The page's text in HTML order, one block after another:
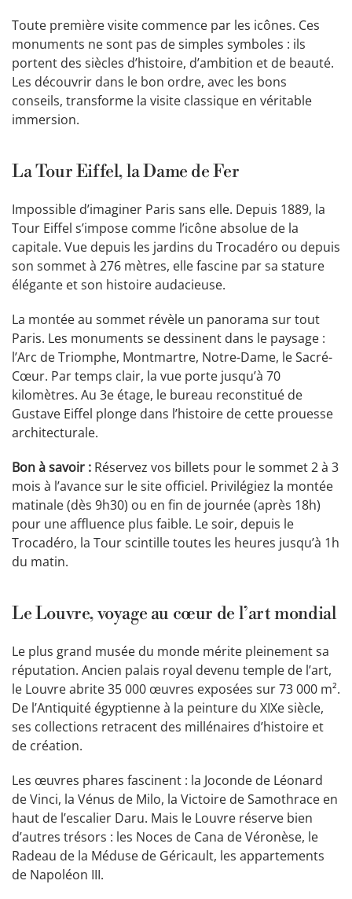
Toute première visite commence par les icônes. Ces
monuments ne sont pas de simples symboles : ils
portent des siècles d’histoire, d’ambition et de beauté.
Les découvrir dans le bon ordre, avec les bons
conseils, transforme la visite classique en véritable
immersion.
La Tour Eiffel, la Dame de Fer
Impossible d’imaginer Paris sans elle. Depuis 1889, la
Tour Eiffel s’impose comme l’icône absolue de la
capitale. Vue depuis les jardins du Trocadéro ou depuis
son sommet à 276 mètres, elle fascine par sa stature
élégante et son histoire audacieuse.
La montée au sommet révèle un panorama sur tout
Paris. Les monuments se dessinent dans le paysage :
l’Arc de Triomphe, Montmartre, Notre-Dame, le Sacré-
Cœur. Par temps clair, la vue porte jusqu’à 70
kilomètres. Au 3e étage, le bureau reconstitué de
Gustave Eiffel plonge dans l’histoire de cette prouesse
architecturale.
Bon à savoir : Réservez vos billets pour le sommet 2 à 3
mois à l’avance sur le site officiel. Privilégiez la montée
matinale (dès 9h30) ou en fin de journée (après 18h)
pour une affluence plus faible. Le soir, depuis le
Trocadéro, la Tour scintille toutes les heures jusqu’à 1h
du matin.
Le Louvre, voyage au cœur de l’art mondial
Le plus grand musée du monde mérite pleinement sa
réputation. Ancien palais royal devenu temple de l’art,
le Louvre abrite 35 000 œuvres exposées sur 73 000 m².
De l’Antiquité égyptienne à la peinture du XIXe siècle,
ses collections retracent des millénaires d’histoire et
de création.
Les œuvres phares fascinent : la Joconde de Léonard
de Vinci, la Vénus de Milo, la Victoire de Samothrace en
haut de l’escalier Daru. Mais le Louvre réserve bien
d’autres trésors : les Noces de Cana de Véronèse, le
Radeau de la Méduse de Géricault, les appartements
de Napoléon III.